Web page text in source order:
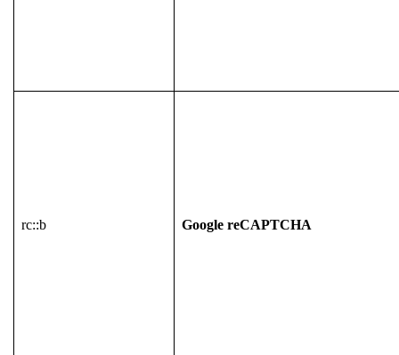
rc::b Google reCAPTCHA